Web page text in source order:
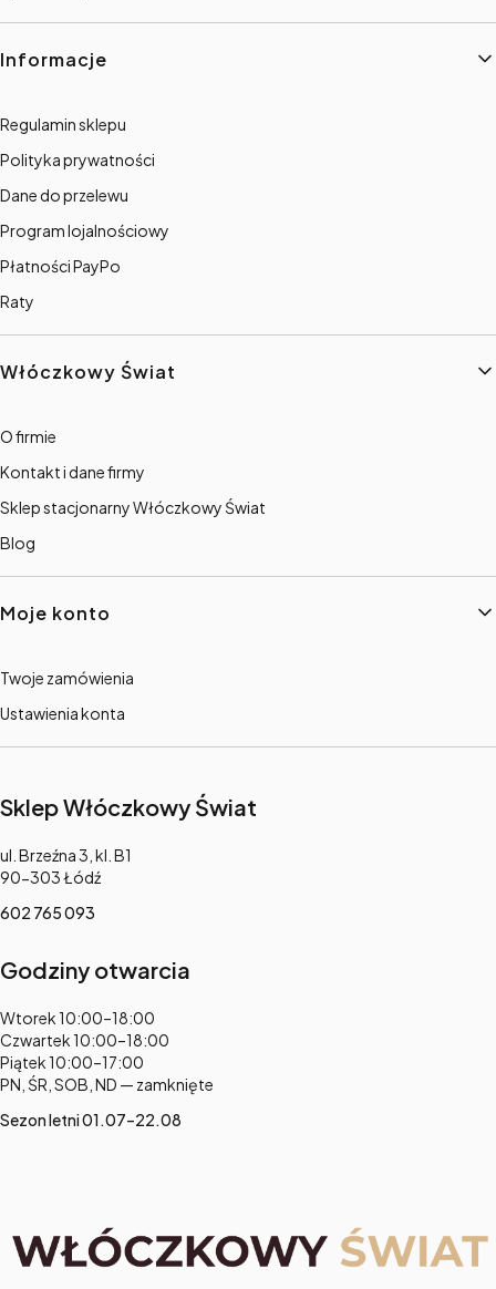
Informacje
Regulamin sklepu
Polityka prywatności
Dane do przelewu
Program lojalnościowy
Płatności PayPo
Raty
Włóczkowy Świat
O firmie
Kontakt i dane firmy
Sklep stacjonarny Włóczkowy Świat
Blog
Moje konto
Twoje zamówienia
Ustawienia konta
Sklep Włóczkowy Świat
Adres:
ul. Brzeźna 3, kl. B1
90-303 Łódź
602 765 093
Godziny otwarcia
Adres:
Wtorek 10:00–18:00
Czwartek 10:00–18:00
Piątek 10:00–17:00
PN, ŚR, SOB, ND — zamknięte
Sezon letni 01.07–22.08